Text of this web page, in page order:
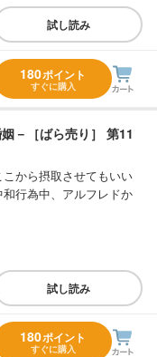
試し読み
180ポイント
すぐに購入
－［ばら売り］ 第11
から摂取させてもいい
行為中、アルフレドか
試し読み
180ポイント
すぐに購入